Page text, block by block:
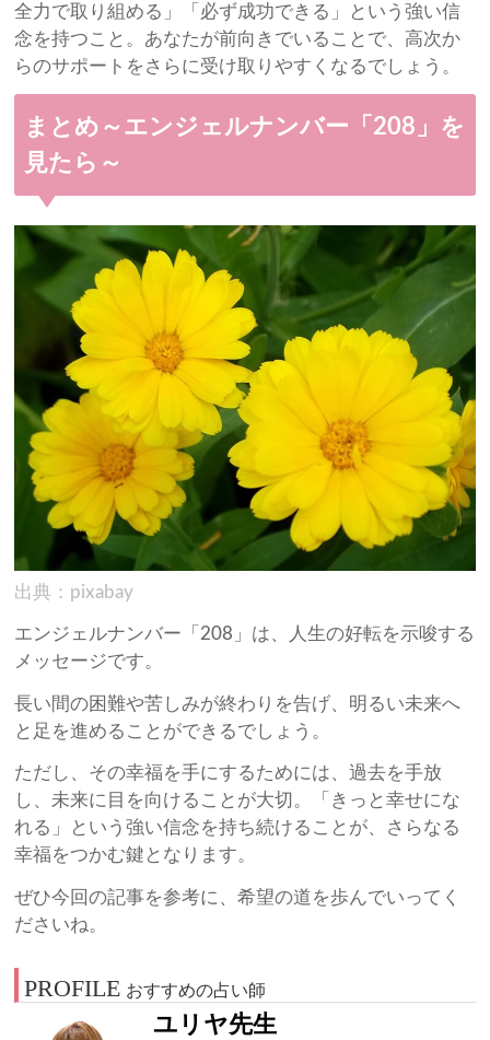
全力で取り組める」「必ず成功できる」という強い信
念を持つこと。あなたが前向きでいることで、高次か
らのサポートをさらに受け取りやすくなるでしょう。
まとめ～エンジェルナンバー「208」を
見たら～
出典：pixabay
エンジェルナンバー「208」は、人生の好転を示唆する
メッセージです。
長い間の困難や苦しみが終わりを告げ、明るい未来へ
と足を進めることができるでしょう。
ただし、その幸福を手にするためには、過去を手放
し、未来に目を向けることが大切。「きっと幸せにな
れる」という強い信念を持ち続けることが、さらなる
幸福をつかむ鍵となります。
ぜひ今回の記事を参考に、希望の道を歩んでいってく
ださいね。
PROFILE おすすめの占い師
ユリヤ先生